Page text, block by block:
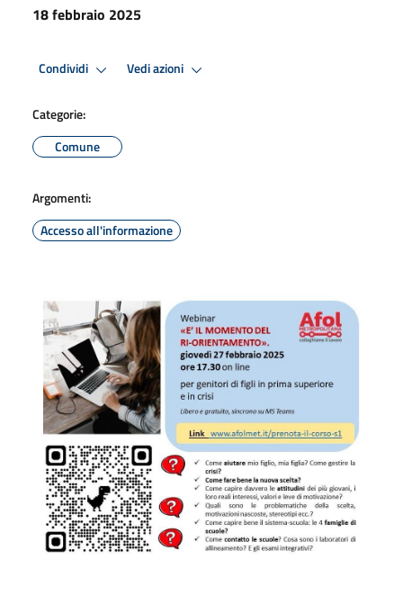
18 febbraio 2025
Condividi Vedi azioni
Categorie:
Comune
Argomenti:
Accesso all'informazione